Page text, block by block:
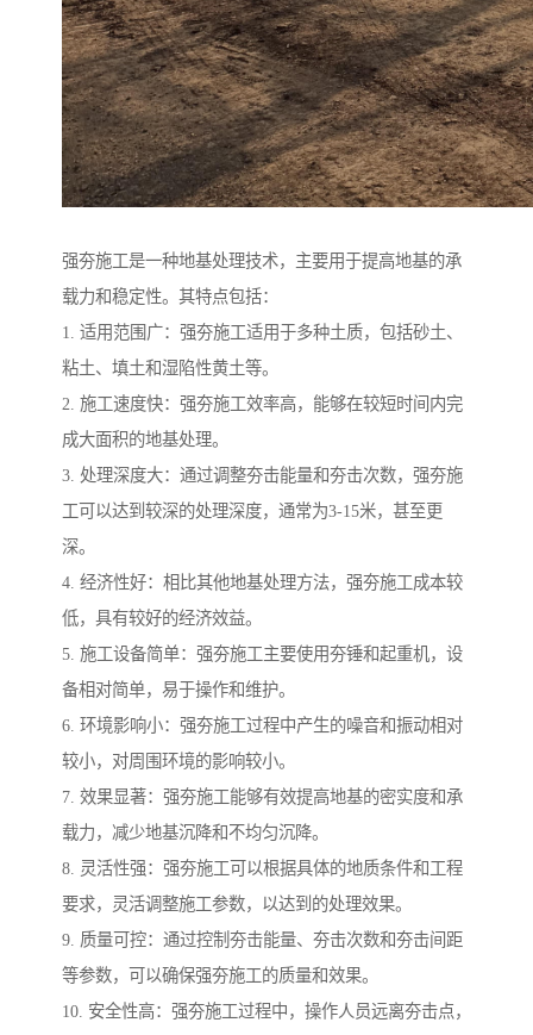
强夯施工是一种地基处理技术，主要用于提高地基的承
载力和稳定性。其特点包括：
1. 适用范围广：强夯施工适用于多种土质，包括砂土、
粘土、填土和湿陷性黄土等。
2. 施工速度快：强夯施工效率高，能够在较短时间内完
成大面积的地基处理。
3. 处理深度大：通过调整夯击能量和夯击次数，强夯施
工可以达到较深的处理深度，通常为3-15米，甚至更
深。
4. 经济性好：相比其他地基处理方法，强夯施工成本较
低，具有较好的经济效益。
5. 施工设备简单：强夯施工主要使用夯锤和起重机，设
备相对简单，易于操作和维护。
6. 环境影响小：强夯施工过程中产生的噪音和振动相对
较小，对周围环境的影响较小。
7. 效果显著：强夯施工能够有效提高地基的密实度和承
载力，减少地基沉降和不均匀沉降。
8. 灵活性强：强夯施工可以根据具体的地质条件和工程
要求，灵活调整施工参数，以达到的处理效果。
9. 质量可控：通过控制夯击能量、夯击次数和夯击间距
等参数，可以确保强夯施工的质量和效果。
10. 安全性高：强夯施工过程中，操作人员远离夯击点，